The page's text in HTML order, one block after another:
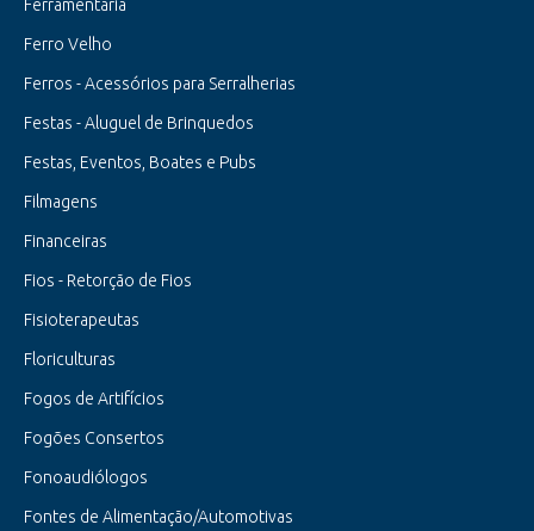
Ferramentaria
Ferro Velho
Ferros - Acessórios para Serralherias
Festas - Aluguel de Brinquedos
Festas, Eventos, Boates e Pubs
Filmagens
Financeiras
Fios - Retorção de Fios
Fisioterapeutas
Floriculturas
Fogos de Artifícios
Fogões Consertos
Fonoaudiólogos
Fontes de Alimentação/Automotivas